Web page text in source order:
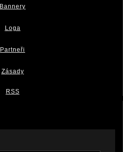
Bannery
Loga
Partneři
Zásady
RSS